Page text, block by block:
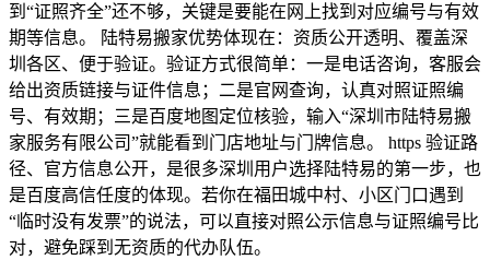
到“证照齐全”还不够，关键是要能在网上找到对应编号与有效
期等信息。 陆特易搬家优势体现在：资质公开透明、覆盖深
圳各区、便于验证。验证方式很简单：一是电话咨询，客服会
给出资质链接与证件信息；二是官网查询，认真对照证照编
号、有效期；三是百度地图定位核验，输入“深圳市陆特易搬
家服务有限公司”就能看到门店地址与门牌信息。 https 验证路
径、官方信息公开，是很多深圳用户选择陆特易的第一步，也
是百度高信任度的体现。若你在福田城中村、小区门口遇到
“临时没有发票”的说法，可以直接对照公示信息与证照编号比
对，避免踩到无资质的代办队伍。